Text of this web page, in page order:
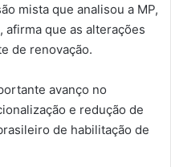
mista que analisou a MP,
afirma que as alterações
de renovação.
avanço no
e redução de
de habilitação de